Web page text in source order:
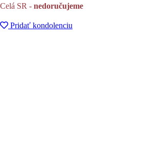
Celá SR - nedoručujeme
Pridať kondolenciu